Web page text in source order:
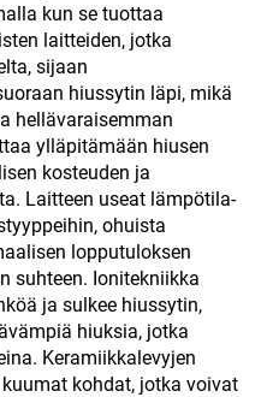
kun se tuottaa
laitteiden, jotka
sijaan
hiussytin läpi, mikä
hellävaraisemman
ylläpitämään hiusen
kosteuden ja
Laitteen useat lämpötila-
ohuista
lopputuloksen
suhteen. Ionitekniikka
ja sulkee hiussytin,
hiuksia, jotka
Keramiikkalevyjen
kohdat, jotka voivat